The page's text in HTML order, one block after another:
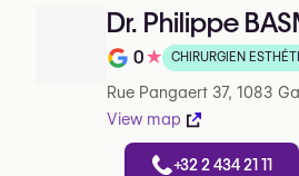
Dr. Philippe
Note de 0 sur 5 sur
0★ CHIRURGIEN
Rue Pangaert 37, 1083
View map
+32 2 434 21 11